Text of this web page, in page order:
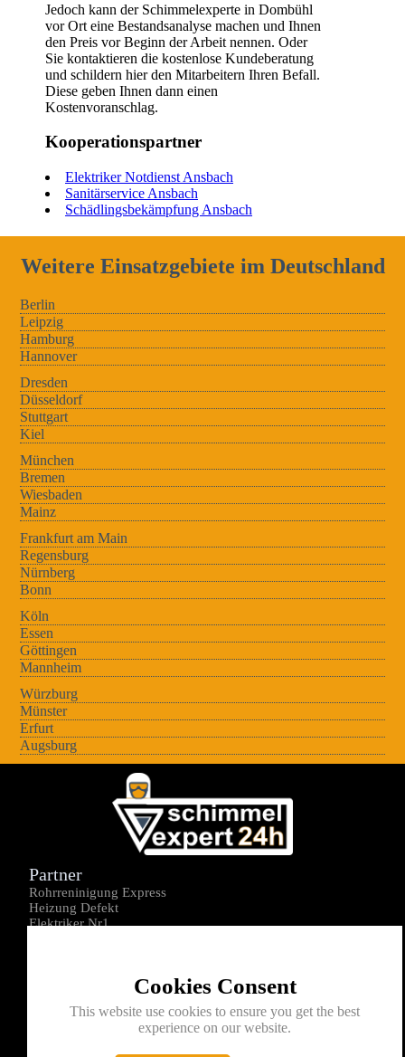
Jedoch kann der Schimmelexperte in Dombühl
vor Ort eine Bestandsanalyse machen und Ihnen
den Preis vor Beginn der Arbeit nennen. Oder
Sie kontaktieren die kostenlose Kundeberatung
und schildern hier den Mitarbeitern Ihren Befall.
Diese geben Ihnen dann einen
Kostenvoranschlag.
Kooperationspartner
Elektriker Notdienst Ansbach
Sanitärservice Ansbach
Schädlingsbekämpfung Ansbach
Weitere Einsatzgebiete im Deutschland
Berlin
Leipzig
Hamburg
Hannover
Dresden
Düsseldorf
Stuttgart
Kiel
München
Bremen
Wiesbaden
Mainz
Frankfurt am Main
Regensburg
Nürnberg
Bonn
Köln
Essen
Göttingen
Mannheim
Würzburg
Münster
Erfurt
Augsburg
Cookies Consent
This website use cookies to ensure you get the best
experience on our website.
Partner
Rohrreninigung Express
Heizung Defekt
Elektriker Nr1
Kontakt